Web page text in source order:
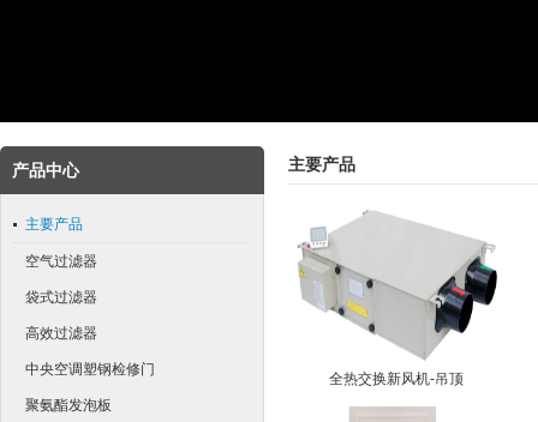
产品中心
主要产品
空气过滤器
袋式过滤器
高效过滤器
中央空调塑钢检修门
聚氨酯发泡板
主要产品
全热交换新风机-吊顶